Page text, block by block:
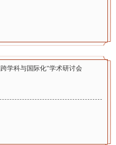
学科与国际化”学术研讨会